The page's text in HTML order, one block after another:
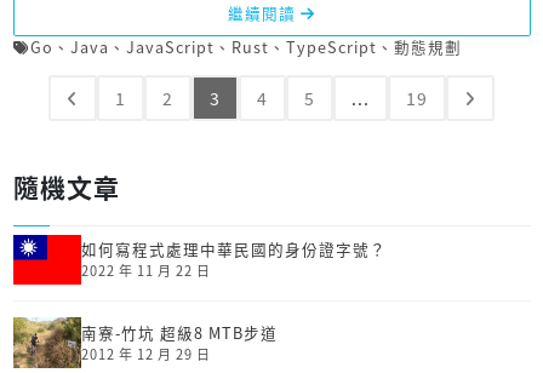
繼續閱讀
Go 、 Java 、 JavaScript 、 Rust 、 TypeScript 、 動態規劃
1 2 3 4 5 ... 19
隨機文章
如何寫程式處理中華民國的身份證字號？
2022 年 11 月 22 日
南寮-竹坑 超級8 MTB步道
2012 年 12 月 29 日